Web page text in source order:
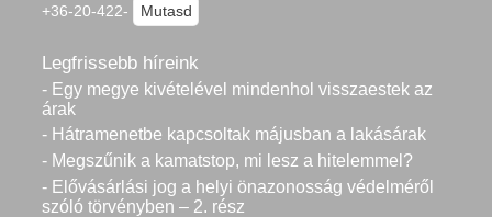
+36-20-422-
Mutasd
Legfrissebb híreink
- Egy megye kivételével mindenhol visszaestek az
árak
- Hátramenetbe kapcsoltak májusban a lakásárak
- Megszűnik a kamatstop, mi lesz a hitelemmel?
- Elővásárlási jog a helyi önazonosság védelméről
szóló törvényben – 2. rész